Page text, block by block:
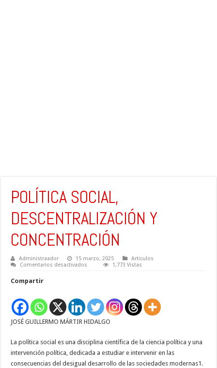
POLÍTICA SOCIAL,
DESCENTRALIZACIÓN Y
CONCENTRACIÓN
Administraador 15 marzo, 2025
Articulos
Comentarios desactivados
1,773 Vistas
Compartir
JOSÉ GUILLERMO MÁRTIR HIDALGO
La política social es una disciplina científica de la ciencia política y una
intervención política, dedicada a estudiar e intervenir en las
consecuencias del desigual desarrollo de las sociedades modernas1.